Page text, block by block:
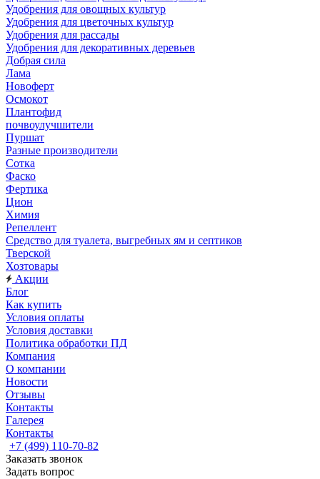
Удобрения для овощных культур
Удобрения для цветочных культур
Удобрения для рассады
Удобрения для декоративных деревьев
Добрая сила
Лама
Новоферт
Осмокот
Плантофид
почвоулучшители
Пуршат
Разные производители
Сотка
Фаско
Фертика
Цион
Химия
Репеллент
Средство для туалета, выгребных ям и септиков
Тверской
Хозтовары
Акции
Блог
Как купить
Условия оплаты
Условия доставки
Политика обработки ПД
Компания
О компании
Новости
Отзывы
Контакты
Галерея
Контакты
+7 (499) 110-70-82
Заказать звонок
Задать вопрос